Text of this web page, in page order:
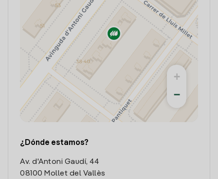
+
−
¿Dónde estamos?
Av. d'Antoni Gaudí, 44
08100 Mollet del Vallès